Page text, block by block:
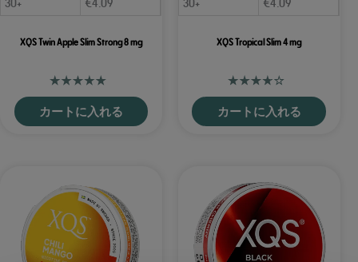
XQS Twin Apple Slim Strong 8 mg
カートに入れる
XQS Tropical Slim 4 mg
カートに入れる